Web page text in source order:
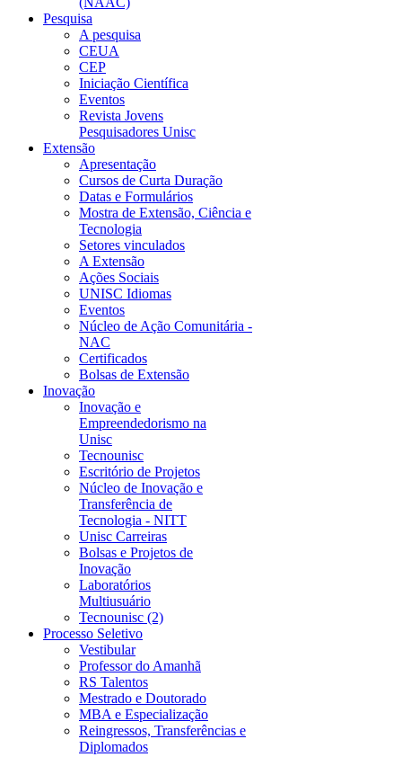
Pesquisa
A pesquisa
CEUA
CEP
Iniciação Científica
Eventos
Revista Jovens
Pesquisadores Unisc
Extensão
Apresentação
Cursos de Curta Duração
Datas e Formulários
Mostra de Extensão, Ciência e
Tecnologia
Setores vinculados
A Extensão
Ações Sociais
UNISC Idiomas
Eventos
Núcleo de Ação Comunitária -
NAC
Certificados
Bolsas de Extensão
Inovação
Inovação e
Empreendedorismo na
Unisc
Tecnounisc
Escritório de Projetos
Núcleo de Inovação e
Transferência de
Tecnologia - NITT
Unisc Carreiras
Bolsas e Projetos de
Inovação
Laboratórios
Multiusuário
Tecnounisc (2)
Processo Seletivo
Vestibular
Professor do Amanhã
RS Talentos
Mestrado e Doutorado
MBA e Especialização
Reingressos, Transferências e
Diplomados